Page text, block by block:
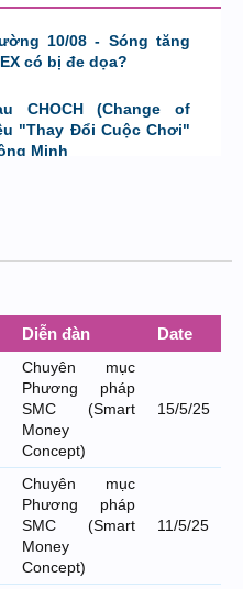
10/08 - Sóng tăng
có bị đe dọa?
CHOCH (Change of
"Thay Đổi Cuộc Chơi"
Minh
Diễn đàn Date
Chuyên mục
Phương pháp
SMC (Smart
Money
Concept)
15/5/25
Chuyên mục
Phương pháp
SMC (Smart
Money
Concept)
11/5/25